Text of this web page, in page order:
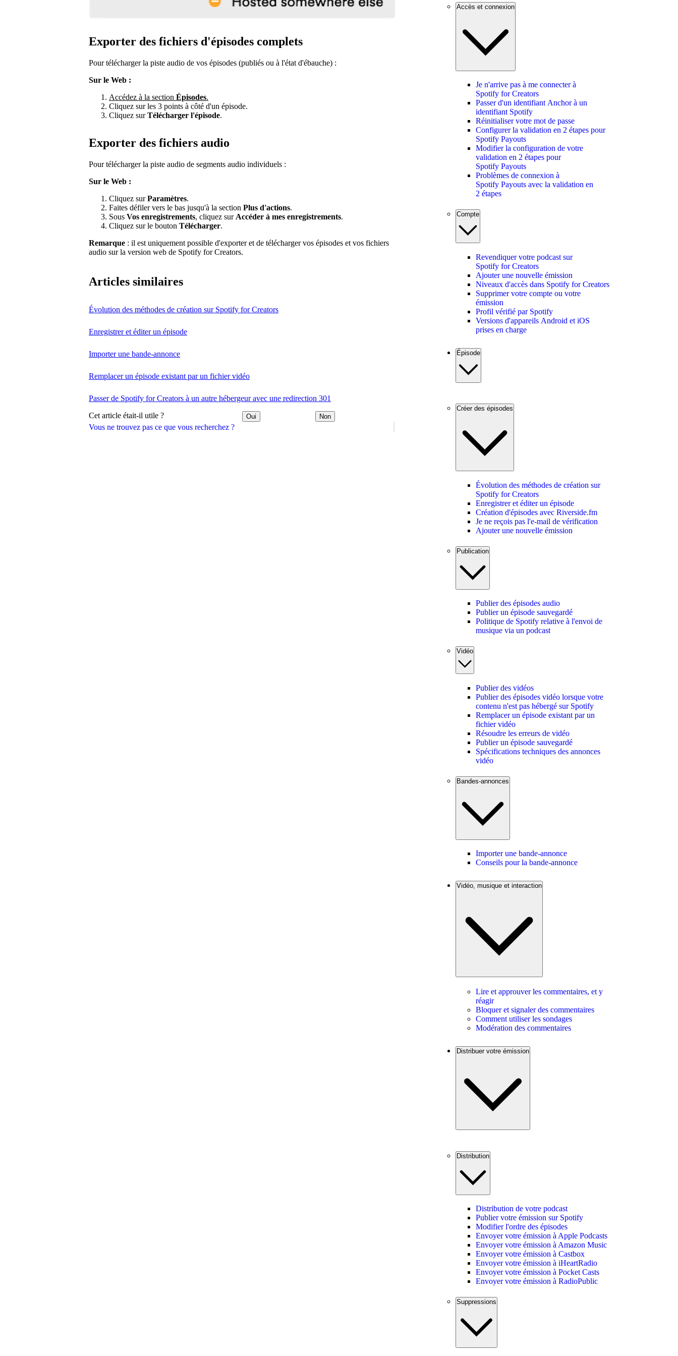
Vous ne trouvez pas ce que vous recherchez ?
Exporter des fichiers d'épisodes complets
Pour télécharger la piste audio de vos épisodes (publiés ou à l'état d'ébauche) :
Sur le Web :
Accédez à la section Épisodes.
Cliquez sur les 3 points à côté d'un épisode.
Cliquez surTélécharger l'épisode.
Exporter des fichiers audio
Pour télécharger la piste audio de segments audio individuels :
Sur le Web :
Cliquez surParamètres.
Faites défiler vers le bas jusqu'à la section Plus d'actions.
Sous Vos enregistrements, cliquez sur Accéder à mes enregistrements.
Cliquez sur le bouton Télécharger.
Remarque : il est uniquement possible d'exporter et de télécharger vos épisodes et vos fichiers
audio sur la version web de Spotify for Creators.
Articles similaires
Évolution des méthodes de création sur Spotify for Creators
Enregistrer et éditer un épisode
Importer une bande-annonce
Remplacer un épisode existant par un fichier vidéo
Passer de Spotify for Creators à un autre hébergeur avec une redirection 301
Cet article était-il utile ? Oui Non
Accès et connexion
Je n'arrive pas à me connecter à
Spotify for Creators
Passer d'un identifiant Anchor à un
identifiant Spotify
Réinitialiser votre mot de passe
Configurer la validation en 2 étapes pour
Spotify Payouts
Modifier la configuration de votre
validation en 2 étapes pour
Spotify Payouts
Problèmes de connexion à
Spotify Payouts avec la validation en
2 étapes
Compte
Revendiquer votre podcast sur
Spotify for Creators
Ajouter une nouvelle émission
Niveaux d'accès dans Spotify for Creators
Supprimer votre compte ou votre
émission
Profil vérifié par Spotify
Versions d'appareils Android et iOS
prises en charge
Épisode
Créer des épisodes
Évolution des méthodes de création sur
Spotify for Creators
Enregistrer et éditer un épisode
Création d'épisodes avec Riverside.fm
Je ne reçois pas l'e-mail de vérification
Ajouter une nouvelle émission
Publication
Publier des épisodes audio
Publier un épisode sauvegardé
Politique de Spotify relative à l'envoi de
musique via un podcast
Vidéo
Publier des vidéos
Publier des épisodes vidéo lorsque votre
contenu n'est pas hébergé sur Spotify
Remplacer un épisode existant par un
fichier vidéo
Résoudre les erreurs de vidéo
Publier un épisode sauvegardé
Spécifications techniques des annonces
vidéo
Bandes-annonces
Importer une bande-annonce
Conseils pour la bande-annonce
Vidéo, musique et interaction
Lire et approuver les commentaires, et y
réagir
Bloquer et signaler des commentaires
Comment utiliser les sondages
Modération des commentaires
Distribuer votre émission
Distribution
Distribution de votre podcast
Publier votre émission sur Spotify
Modifier l'ordre des épisodes
Envoyer votre émission à Apple Podcasts
Envoyer votre émission à Amazon Music
Envoyer votre émission à Castbox
Envoyer votre émission à iHeartRadio
Envoyer votre émission à Pocket Casts
Envoyer votre émission à RadioPublic
Suppressions